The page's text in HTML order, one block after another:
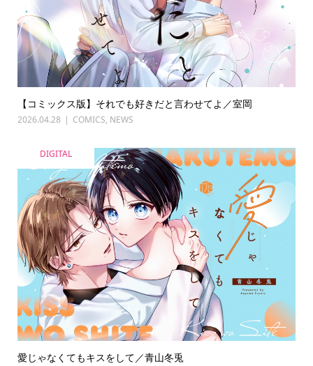
【コミックス版】それでも好きだと言わせてよ／室岡
2026.04.28 COMICS, NEWS
DIGITAL
愛じゃなくてもキスをして／青山冬兎